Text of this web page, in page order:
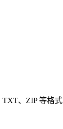
TXT、ZIP 等格式